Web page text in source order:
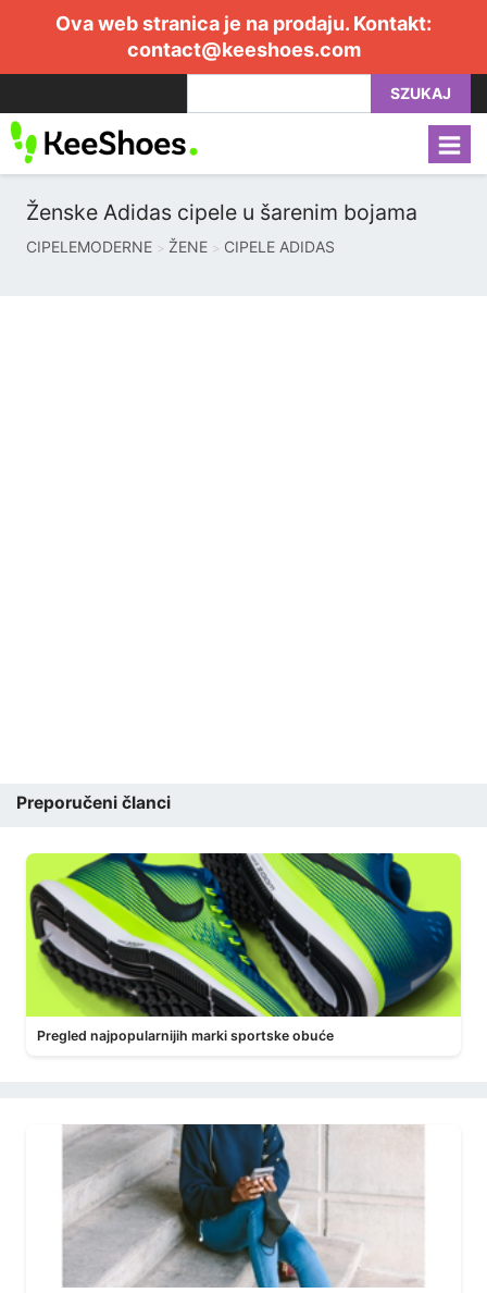
Ova web stranica je na prodaju. Kontakt:
contact@keeshoes.com
SZUKAJ
Ženske Adidas cipele u šarenim bojama
CIPELEMODERNE ŽENE CIPELE ADIDAS
Preporučeni članci
Pregled najpopularnijih marki sportske obuće